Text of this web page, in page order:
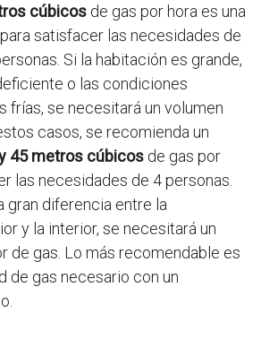
cúbicos de gas por hora es una
satisfacer las necesidades de
Si la habitación es grande,
o las condiciones
frías, se necesitará un volumen
casos, se recomienda un
45 metros cúbicos de gas por
las necesidades de 4 personas.
gran diferencia entre la
y la interior, se necesitará un
de gas. Lo más recomendable es
de gas necesario con un